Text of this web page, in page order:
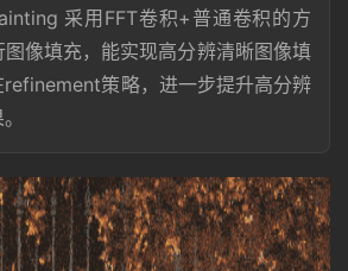
采用FFT卷积+普通卷积的方
像填充，能实现高分辨清晰图像填
refinement策略，进一步提升高分辨